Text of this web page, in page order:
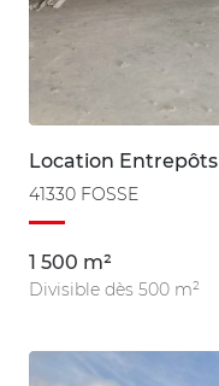
Location Entrepôts
41330 FOSSE
1 500 m²
Divisible dès 500 m²